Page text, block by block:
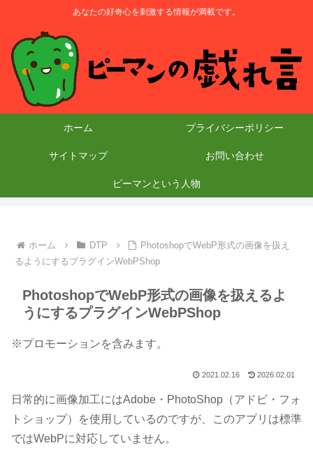
あなたの好奇心を刺激する情報が満載です。
ホーム プライバシーポリシー
サイトマップ お問い合わせ
ピーマンという人物
ホーム DTP
PhotoshopでWebP形式の画像を扱え
るようにするプラグインWebPShop
PhotoshopでWebP形式の画像を扱えるよ
うにするプラグインWebPShop
※プロモーションを含みます。
2021.02.16 2026.02.01
日常的に画像加工にはAdobe・PhotoShop（アドビ・フォ
トショップ）を使用しているのですが、このアプリは標準
ではWebPに対応していません。